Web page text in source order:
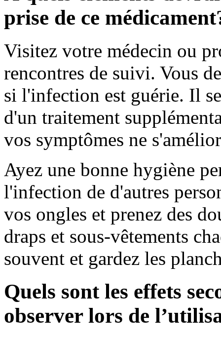
prise de ce
Visitez votre médecin ou
rencontres de suivi. Vous
si l'infection est guérie. Il
d'un traitement
vos symptômes ne
Ayez une bonne hygiène
l'infection de d'autres
vos ongles et prenez des
draps et sous-vêtements
souvent et gardez les
Quels sont les effets
observer lors de